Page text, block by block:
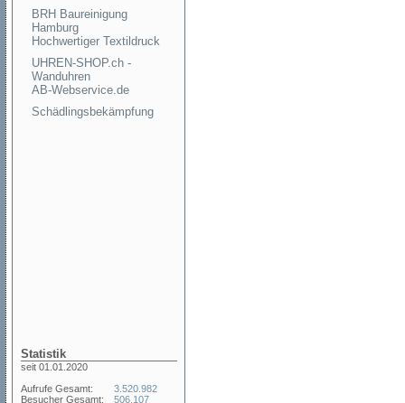
BRH Baureinigung
Hamburg
Hochwertiger Textildruck
UHREN-SHOP.ch -
Wanduhren
AB-Webservice.de
Schädlingsbekämpfung
Statistik
seit 01.01.2020
Aufrufe Gesamt:
Besucher Gesamt:
3.520.982
506.107